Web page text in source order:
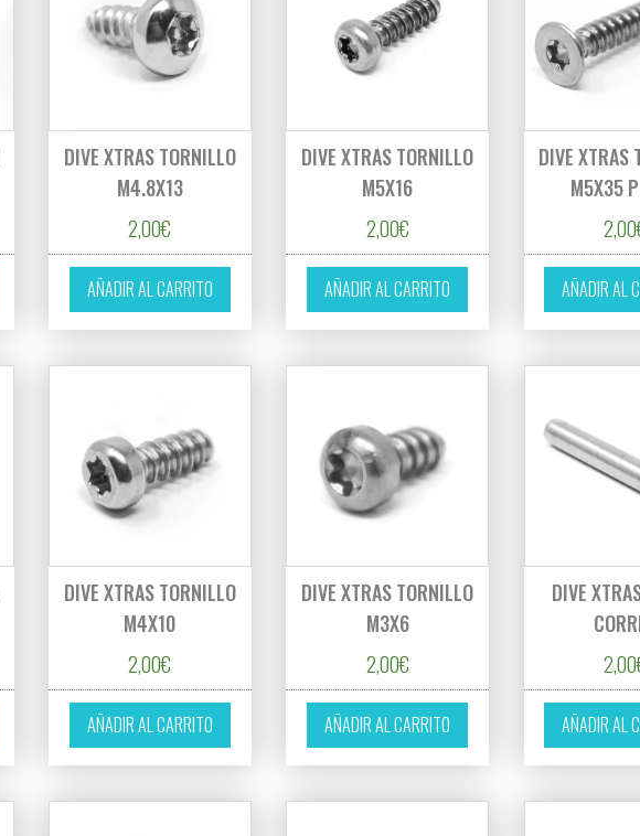
DIVE XTRAS TORNILLO
M4.8X13
2,00€
AÑADIR AL CARRITO
DIVE XTRAS TORNILLO
M5X16
2,00€
AÑADIR AL CARRITO
DIVE XTRAS
M5X35
2,00
AÑADIR AL
DIVE XTRAS TORNILLO
M4X10
2,00€
AÑADIR AL CARRITO
DIVE XTRAS TORNILLO
M3X6
2,00€
AÑADIR AL CARRITO
DIVE
2,00
AÑADIR AL